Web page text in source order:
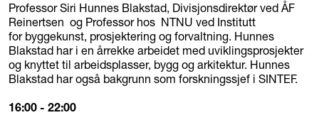
Professor Siri Hunnes Blakstad, Divisjonsdirektør ved ÅF
Reinertsen og Professor hos NTNU ved Institutt
for byggekunst, prosjektering og forvaltning. Hunnes
Blakstad har i en årrekke arbeidet med uviklingsprosjekter
og knyttet til arbeidsplasser, bygg og arkitektur. Hunnes
Blakstad har også bakgrunn som forskningssjef i SINTEF.
16:00 - 22:00